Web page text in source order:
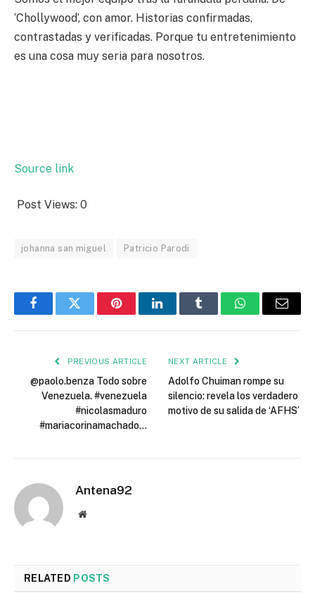
‘Chollywood’, con amor. Historias confirmadas,
contrastadas y verificadas. Porque tu entretenimiento
es una cosa muy seria para nosotros.
Source link
Post Views: 0
johanna san miguel Patricio Parodi
FacebookTwitter PinterestLinkedInTumblr WhatsAppEmail
PREVIOUS ARTICLE
@paolo.benza Todo sobre
Venezuela. #venezuela
#nicolasmaduro
#mariacorinamachado…
NEXT ARTICLE
Adolfo Chuiman rompe su
silencio: revela los verdadero
motivo de su salida de ‘AFHS’
Antena92
Website
RELATED POSTS